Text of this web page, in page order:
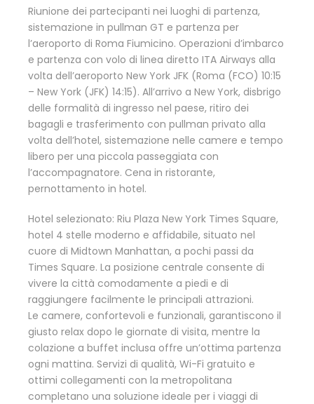
Riunione dei partecipanti nei luoghi di partenza,
sistemazione in pullman GT e partenza per
l’aeroporto di Roma Fiumicino. Operazioni d’imbarco
e partenza con volo di linea diretto ITA Airways alla
volta dell’aeroporto New York JFK (Roma (FCO) 10:15
– New York (JFK) 14:15). All’arrivo a New York, disbrigo
delle formalità di ingresso nel paese, ritiro dei
bagagli e trasferimento con pullman privato alla
volta dell’hotel, sistemazione nelle camere e tempo
libero per una piccola passeggiata con
l’accompagnatore. Cena in ristorante,
pernottamento in hotel.
Hotel selezionato: Riu Plaza New York Times Square,
hotel 4 stelle moderno e affidabile, situato nel
cuore di Midtown Manhattan, a pochi passi da
Times Square. La posizione centrale consente di
vivere la città comodamente a piedi e di
raggiungere facilmente le principali attrazioni.
Le camere, confortevoli e funzionali, garantiscono il
giusto relax dopo le giornate di visita, mentre la
colazione a buffet inclusa offre un’ottima partenza
ogni mattina. Servizi di qualità, Wi-Fi gratuito e
ottimi collegamenti con la metropolitana
completano una soluzione ideale per i viaggi di